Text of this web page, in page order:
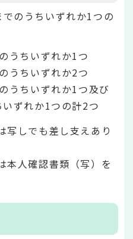
のうちいずれか1つの
のうちいずれか1つ
のうちいずれか2つ
のうちいずれか1つ及び
いずれか1つの計2つ
しでも差し支えあり
人確認書類（写）を